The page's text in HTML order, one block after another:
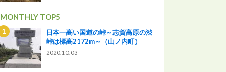
MONTHLY TOP5
日本一高い国道の峠～志賀高原の渋
峠は標高2172m～（山ノ内町）
2020.10.03